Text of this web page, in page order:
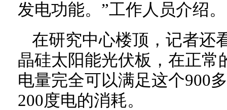
发电功能。”工作人员介绍。
在研究中心楼顶，记者还
晶硅太阳能光伏板，在正常
电量完全可以满足这个900
200度电的消耗。